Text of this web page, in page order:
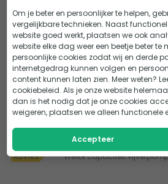
De pomp is gemaakt voor
robuuste behuizing draagt bij aan
kan grof vuil tot 10 mm aan. Dat
dagelijks gebruik bij filtersystemen
dat je continu onderhoud hebt. Met
plaats je de pomp bovendien
jouw vijver het beste werkt.
Handige aansluitingen en ook
opstelling
Wattage 80 watt
Plaatsing
In de
onder
Max. inhoud
natuurvijver
48 m3
Max. inhoud
visvijver
29 m3
Max. inhoud
20 m3
Bekijk alle
Lastig kiezen?
Alles over vijverpompen
ADVIES Welke capaciteit
Om je beter en persoonlijker te helpen,
vergelijkbare technieken. Naast
website goed werkt, plaatsen we ook
website elke dag weer een beetje beter te
persoonlijke cookies zodat wij en derde
internetgedrag kunnen volgen en
content kunnen laten zien. Meer weten?
cookiebeleid. Als je onze website
dan is het nodig dat je onze cookies
weigeren, plaatsen we alleen functionele
Accepteer